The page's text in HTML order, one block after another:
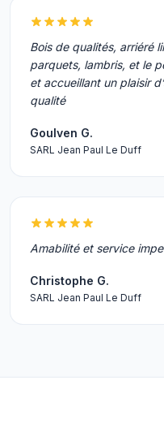
Bois de qualités, arriéré
parquets, lambris, et le
et accueillant un plaisir
qualité
Goulven G.
SARL Jean Paul Le Duff
Amabilité et service
Christophe G.
SARL Jean Paul Le Duff